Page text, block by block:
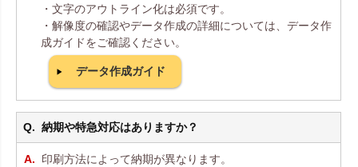
・文字のアウトライン化は必須です。
・解像度の確認やデータ作成の詳細については、データ作
成ガイドをご確認ください。
データ作成ガイド
納期や特急対応はありますか？
印刷方法によって納期が異なります。